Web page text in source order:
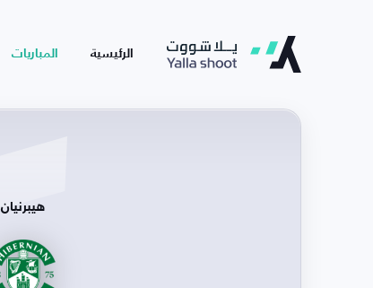
الرئيسية المباريات
هيبرنيان